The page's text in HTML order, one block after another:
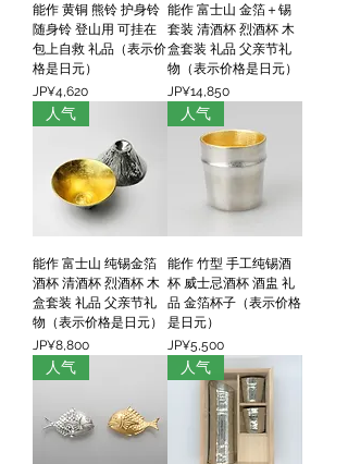
能作 黄铜 熊铃 护身铃
随身铃 登山用 可挂在
包上自救 礼品（表示价
格是日元）
價格
JP¥4,620
能作 富士山 金箔＋锡
套装 清酒杯 烈酒杯 木
盒套装 礼品 父亲节礼
物（表示价格是日元）
價格
JP¥14,850
人气
能作 富士山 纯锡金箔
酒杯 清酒杯 烈酒杯 木
盒套装 礼品 父亲节礼
物（表示价格是日元）
價格
JP¥8,800
人气
能作 竹型 手工纯锡酒
杯 威士忌酒杯 酒盅 礼
品 金箔杯子（表示价格
是日元）
價格
JP¥5,500
人气 人气